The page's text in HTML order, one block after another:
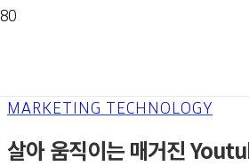
MARKETING TECHNOLOGY
살아 움직이는 매거진